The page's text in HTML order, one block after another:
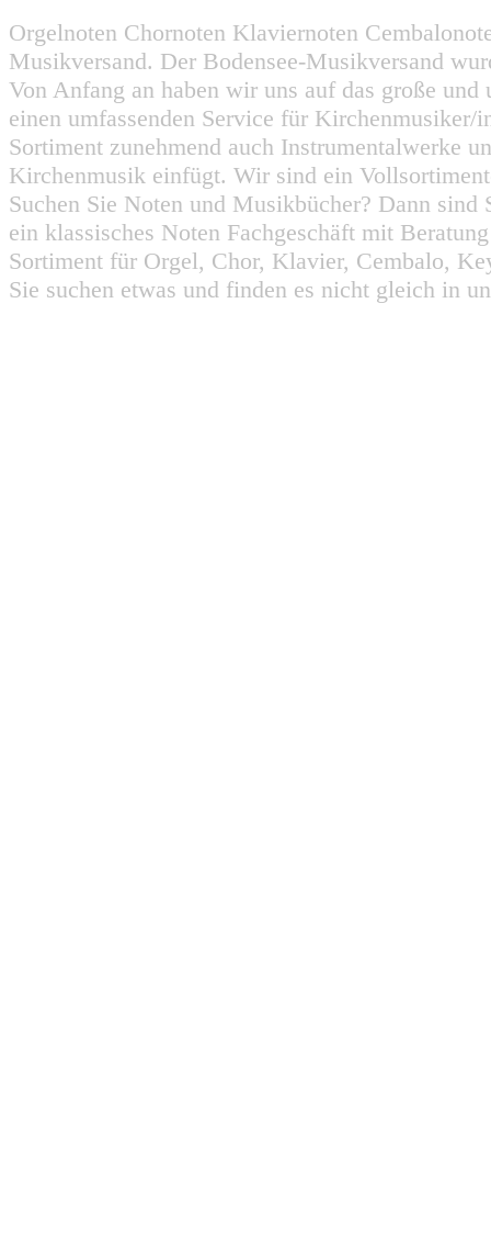
Orgelnoten Chornoten Klaviernoten
Musikversand. Der Bodensee-Musikversand
Von Anfang an haben wir uns auf das große
einen umfassenden Service für
Sortiment zunehmend auch Instrumentalwerke
Kirchenmusik einfügt. Wir sind ein
Suchen Sie Noten und Musikbücher? Dann
ein klassisches Noten Fachgeschäft mit
Sortiment für Orgel, Chor, Klavier, Cembalo,
Sie suchen etwas und finden es nicht gleich in